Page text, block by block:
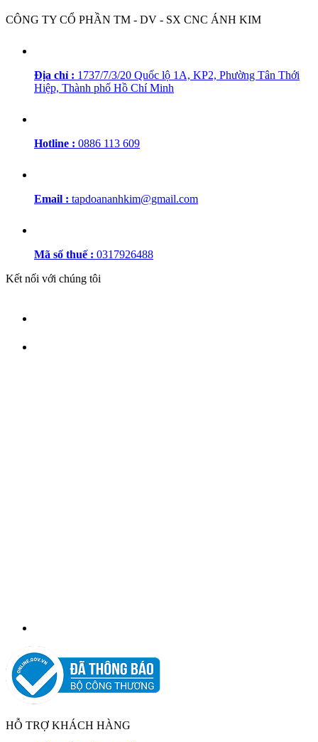
CÔNG TY CỔ PHẦN TM - DV - SX CNC ÁNH KIM
Địa chỉ : 1737/7/3/20 Quốc lộ 1A, KP2, Phường Tân Thới
Hiệp, Thành phố Hồ Chí Minh
Hotline : 0886 113 609
Email : tapdoananhkim@gmail.com
Mã số thuế : 0317926488
Kết nối với chúng tôi
HỖ TRỢ KHÁCH HÀNG